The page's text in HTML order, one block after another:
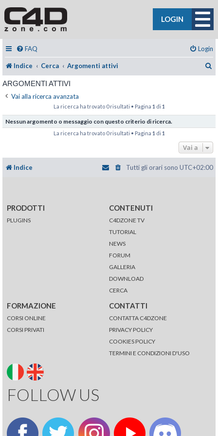
LOGIN
FAQ Login
Indice Cerca Argomenti attivi
ARGOMENTI ATTIVI
Vai alla ricerca avanzata
La ricerca ha trovato 0 risultati • Pagina 1 di 1
Nessun argomento o messaggio con questo criterio di ricerca.
La ricerca ha trovato 0 risultati • Pagina 1 di 1
Vai a
Indice Tutti gli orari sono UTC+02:00
PRODOTTI
PLUGINS
CONTENUTI
C4DZONE TV
TUTORIAL
NEWS
FORUM
GALLERIA
DOWNLOAD
CERCA
FORMAZIONE
CORSI ONLINE
CORSI PRIVATI
CONTATTI
CONTATTA C4DZONE
PRIVACY POLICY
COOKIES POLICY
TERMINI E CONDIZIONI D'USO
FOLLOW US